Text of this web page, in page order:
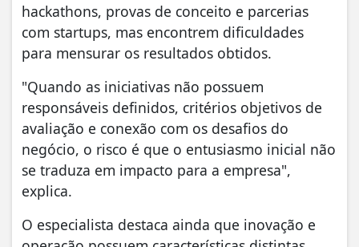
hackathons, provas de conceito e parcerias
com startups, mas encontrem dificuldades
para mensurar os resultados obtidos.
"Quando as iniciativas não possuem
responsáveis definidos, critérios objetivos de
avaliação e conexão com os desafios do
negócio, o risco é que o entusiasmo inicial não
se traduza em impacto para a empresa",
explica.
O especialista destaca ainda que inovação e